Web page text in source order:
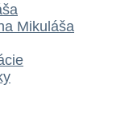
Mikuláša